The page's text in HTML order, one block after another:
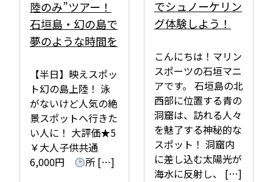
陸のみ”ツアー！
石垣島・幻の島で
夢のような時間を
【半日】映えスポッ
ト幻の島上陸！ 泳
がないけど人気の絶
景スポットへ行きた
い人に！ 大評価★5
￥大人子供共通
6,000円
所 […]
でシュノーケリン
グ体験しよう！
こんにちは！マリン
スポーツの石垣マニ
アです。 石垣島の北
西部に位置する青の
洞窟は、訪れる人々
を魅了する神秘的な
スポット！ 洞窟内
に差し込む太陽光が
海水に反射し、 […]